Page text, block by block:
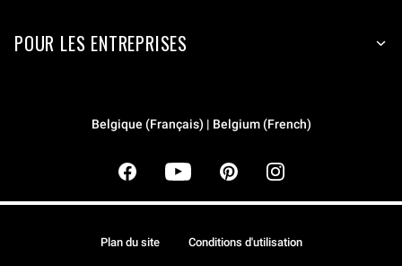
POUR LES ENTREPRISES
Belgique (Français) | Belgium (French)
Plan du site Conditions d'utilisation